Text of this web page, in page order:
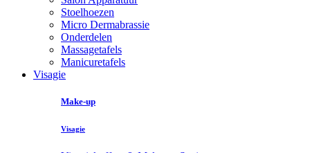
Stoelhoezen
Micro Dermabrassie
Onderdelen
Massagetafels
Manicuretafels
Visagie
Make-up
Visagie